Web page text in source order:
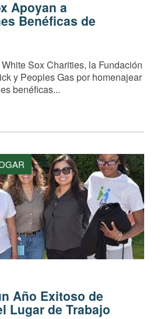
Apoyan a
Benéficas de
Sox Charities, la Fundación
y Peoples Gas por homenajear
benéficas...
Año Exitoso de
Lugar de Trabajo